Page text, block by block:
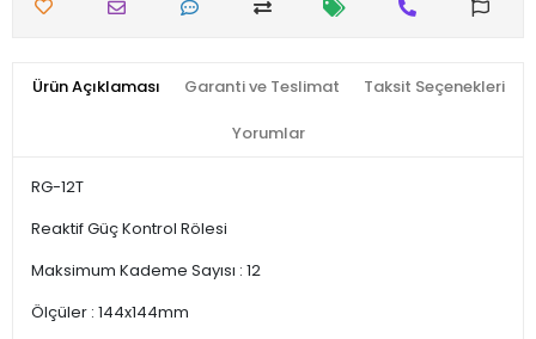
Ürün Açıklaması Garanti ve Teslimat Taksit Seçenekleri
Yorumlar
RG-12T
Reaktif Güç Kontrol Rölesi
Maksimum Kademe Sayısı : 12
Ölçüler : 144x144mm